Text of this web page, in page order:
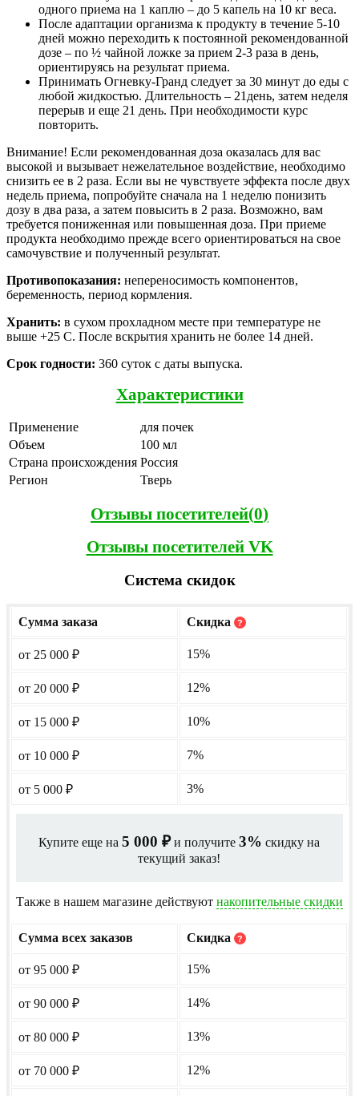
одного приема на 1 каплю – до 5 капель на 10 кг веса.
После адаптации организма к продукту в течение 5-10
дней можно переходить к постоянной рекомендованной
дозе – по ½ чайной ложке за прием 2-3 раза в день,
ориентируясь на результат приема.
Принимать Огневку-Гранд следует за 30 минут до еды с
любой жидкостью. Длительность – 21день, затем неделя
перерыв и еще 21 день. При необходимости курс
повторить.
Внимание! Если рекомендованная доза оказалась для вас
высокой и вызывает нежелательное воздействие, необходимо
снизить ее в 2 раза. Если вы не чувствуете эффекта после двух
недель приема, попробуйте сначала на 1 неделю понизить
дозу в два раза, а затем повысить в 2 раза. Возможно, вам
требуется пониженная или повышенная доза. При приеме
продукта необходимо прежде всего ориентироваться на свое
самочувствие и полученный результат.
Противопоказания: непереносимость компонентов,
беременность, период кормления.
Хранить: в сухом прохладном месте при температуре не
выше +25 С. После вскрытия хранить не более 14 дней.
Срок годности: 360 суток с даты выпуска.
Характеристики
Применение
для почек
Объем
100 мл
Страна происхождения Россия
Регион
Тверь
Отзывы посетителей(0)
Отзывы посетителей VK
Система скидок
Сумма заказа Скидка ?
от 25 000 ₽ 15%
от 20 000 ₽ 12%
от 15 000 ₽ 10%
от 10 000 ₽ 7%
от 5 000 ₽ 3%
Купите еще на5 000₽и получите3% скидку на
текущий заказ!
Также в нашем магазине действуют накопительные скидки
Сумма всех заказов Скидка ?
от 95 000 ₽ 15%
от 90 000 ₽ 14%
от 80 000 ₽ 13%
от 70 000 ₽ 12%